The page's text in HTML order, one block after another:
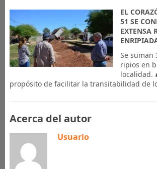
EL
51 SE
EXTENSA
Se suman
ripios en
localidad.
propósito de facilitar la transitabilidad de
Acerca del autor
Usuario